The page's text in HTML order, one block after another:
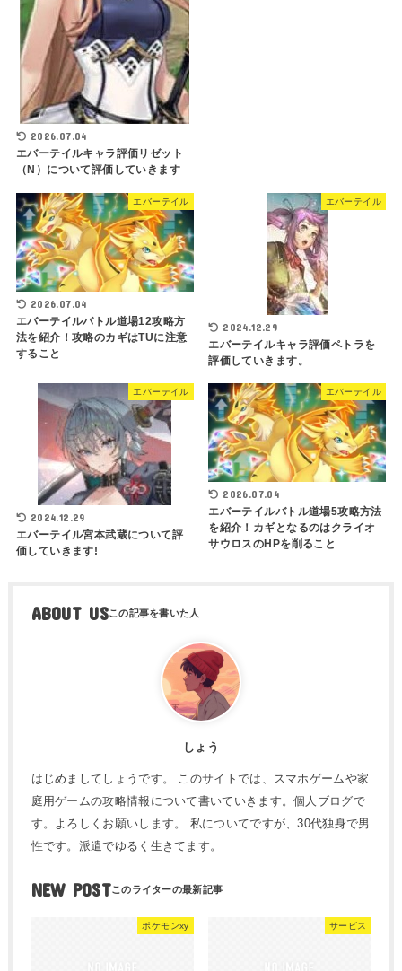
2026.07.04
エバーテイルキャラ評価リゼット
（N）について評価していきます
エバーテイル
2026.07.04
エバーテイルバトル道場12攻略方
法を紹介！攻略のカギはTUに注意
すること
エバーテイル
2024.12.29
エバーテイルキャラ評価ペトラを
評価していきます。
エバーテイル
2024.12.29
エバーテイル宮本武蔵について評
価していきます!
エバーテイル
2026.07.04
エバーテイルバトル道場5攻略方法
を紹介！カギとなるのはクライオ
サウロスのHPを削ること
ABOUT US
しょう
はじめましてしょうです。 このサイトでは、スマホゲームや家
庭用ゲームの攻略情報について書いていきます。個人ブログで
す。よろしくお願いします。 私についてですが、30代独身で男
性です。派遣でゆるく生きてます。
NEW POST
ポケモンxy サービス